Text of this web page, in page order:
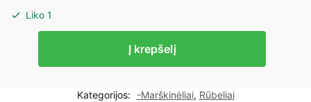
Liko 1
Į krepšelį
Kategorijos: -Marškinėliai, Rūbeliai